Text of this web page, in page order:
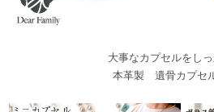
大事なカプセルをし
本革製 遺骨カプセ